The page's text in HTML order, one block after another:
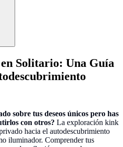
Solitario: Una Guía
sobre tus deseos únicos pero has
con otros? La exploración kink
hacia el autodescubrimiento
iluminador. Comprender tus